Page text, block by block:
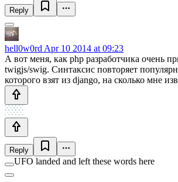
Reply
hell0w0rd Apr 10 2014 at 09:23
А вот меня, как php разработчика очень
twigjs/swig. Синтаксис повторяет
которого взят из django, на сколько мне
Reply
UFO landed and left these words here